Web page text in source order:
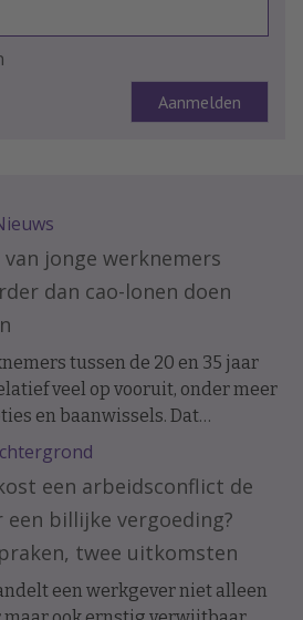
van jonge werknemers
dan cao-lonen doen
tussen de 20 en 35 jaar
veel op vooruit, onder meer
en baanwissels. Dat
van ABN Amro in
meldt De Telegraaf.
een arbeidsconflict de
een billijke vergoeding?
twee uitkomsten
een werkgever niet alleen